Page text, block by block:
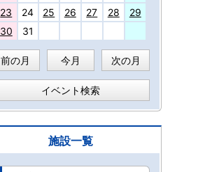
23
24 25 26 27 28
29
30
31
前の月 今月 次の月
イベント検索
施設一覧